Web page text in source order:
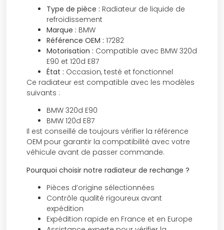
Type de pièce : Radiateur de liquide de
refroidissement
Marque : BMW
Référence OEM : 17282
Motorisation : Compatible avec BMW 320d
E90 et 120d E87
État : Occasion, testé et fonctionnel
Ce radiateur est compatible avec les modèles
suivants :
BMW 320d E90
BMW 120d E87
Il est conseillé de toujours vérifier la référence
OEM pour garantir la compatibilité avec votre
véhicule avant de passer commande.
Pourquoi choisir notre radiateur de rechange ?
Pièces d’origine sélectionnées
Contrôle qualité rigoureux avant
expédition
Expédition rapide en France et en Europe